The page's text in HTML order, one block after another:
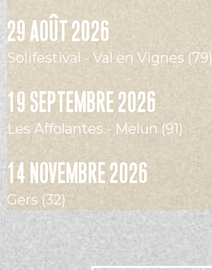
29 AOÛT 2026
Solifestival - Val en Vignes (79)
19 SEPTEMBRE 2026
Les Affolantes - Melun (91)
14 NOVEMBRE 2026
Gers (32)